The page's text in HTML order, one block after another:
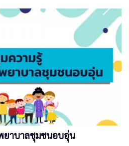
ยาบาลชุมชนอบอุ่น